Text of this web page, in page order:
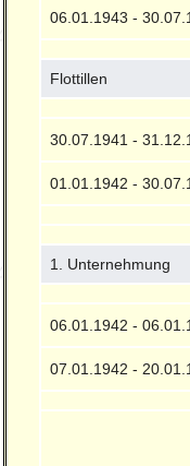
06.01.1943 -
Flottillen
30.07.1941 -
01.01.1942 -
1. Unternehmung
06.01.1942 -
07.01.1942 -